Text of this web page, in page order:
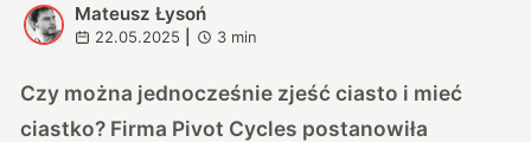
M
Mateusz Łysoń
22.05.2025 3 min
Czy można jednocześnie zjeść ciasto i mieć
ciastko? Firma Pivot Cycles postanowiła